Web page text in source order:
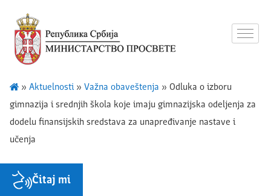
» Aktuelnosti» Važna obaveštenja » Odluka o izboru
gimnazija i srednjih škola koje imaju gimnazijska odeljenja za
dodelu finansijskih sredstava za unapređivanje nastave i
učenja
Čitaj mi